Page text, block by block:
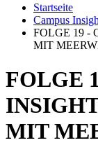
Startseite
Campus
FOLGE 19 -
MIT
FOLGE
MIT